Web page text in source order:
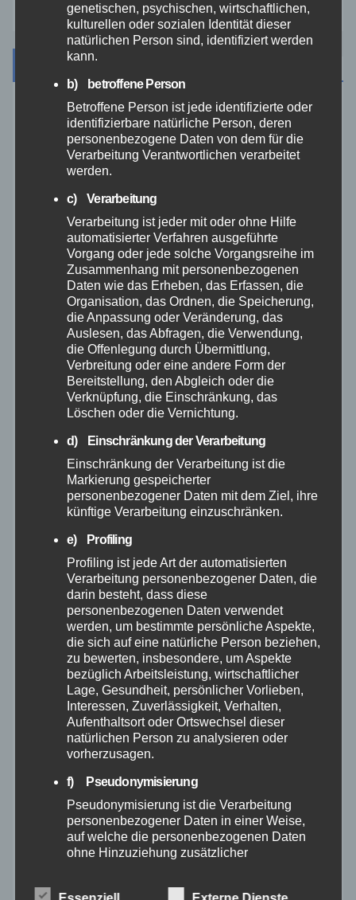
August 2026
Juli 2026
Juni 2026
Mai 2026
April 2026
März 2026
Februar 2026
Januar 2026
Dezember 2025
November 2025
Oktober 2025
September 2025
August 2025
Juli 2025
Juni 2025
April 2025
März 2025
genetischen, psychischen, wirtschaftlichen,
kulturellen oder sozialen Identität dieser
natürlichen Person sind, identifiziert werden
kann.
b) betroffene Person
Betroffene Person ist jede identifizierte oder
identifizierbare natürliche Person, deren
personenbezogene Daten von dem für die
Verarbeitung Verantwortlichen verarbeitet
werden.
c) Verarbeitung
Verarbeitung ist jeder mit oder ohne Hilfe
automatisierter Verfahren ausgeführte
Vorgang oder jede solche Vorgangsreihe im
Zusammenhang mit personenbezogenen
Daten wie das Erheben, das Erfassen, die
Organisation, das Ordnen, die Speicherung,
die Anpassung oder Veränderung, das
Auslesen, das Abfragen, die Verwendung,
die Offenlegung durch Übermittlung,
Verbreitung oder eine andere Form der
Bereitstellung, den Abgleich oder die
Verknüpfung, die Einschränkung, das
Löschen oder die Vernichtung.
d) Einschränkung der Verarbeitung
Einschränkung der Verarbeitung ist die
Markierung gespeicherter
personenbezogener Daten mit dem Ziel, ihre
künftige Verarbeitung einzuschränken.
e) Profiling
Profiling ist jede Art der automatisierten
Verarbeitung personenbezogener Daten, die
darin besteht, dass diese
personenbezogenen Daten verwendet
werden, um bestimmte persönliche Aspekte,
die sich auf eine natürliche Person beziehen,
zu bewerten, insbesondere, um Aspekte
bezüglich Arbeitsleistung, wirtschaftlicher
Lage, Gesundheit, persönlicher Vorlieben,
Interessen, Zuverlässigkeit, Verhalten,
Aufenthaltsort oder Ortswechsel dieser
natürlichen Person zu analysieren oder
vorherzusagen.
f) Pseudonymisierung
Pseudonymisierung ist die Verarbeitung
personenbezogener Daten in einer Weise,
auf welche die personenbezogenen Daten
ohne Hinzuziehung zusätzlicher
betroffenen Person zugeordnet werden